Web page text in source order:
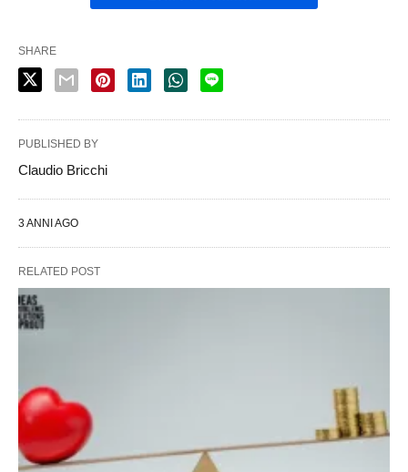
SHARE
PUBLISHED BY
Claudio Bricchi
3 ANNI AGO
RELATED POST